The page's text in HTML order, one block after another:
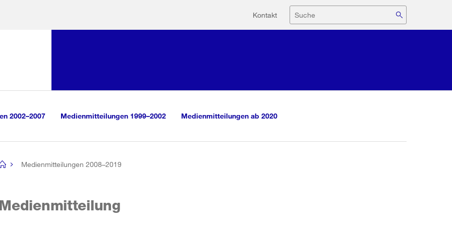
Hilfsnavigation
Kontakt Suche
2002–2007 Medienmitteilungen 1999–2002 Medienmitteilungen ab 2020
Medienmitteilungen 2008–2019